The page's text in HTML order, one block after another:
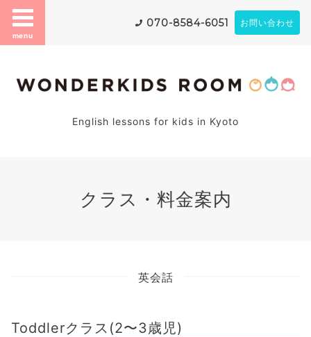
menu
070-8584-6051 お問い合わせ
English lessons for kids in Kyoto
クラス・料金案内
英会話
Toddlerクラス(2〜3歳児)